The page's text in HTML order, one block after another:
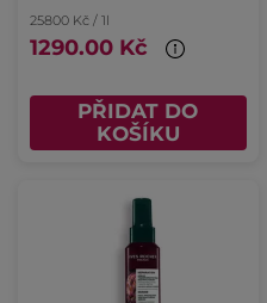
25800 Kč / 1l
1290.00 Kč
PŘIDAT DO
KOŠÍKU